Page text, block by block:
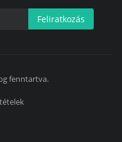
Feliratkozás
fenntartva.